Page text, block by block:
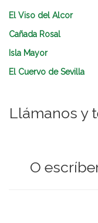
El Viso del Alcor
Cañada Rosal
Isla Mayor
El Cuervo de Sevilla
Llámanos y
O